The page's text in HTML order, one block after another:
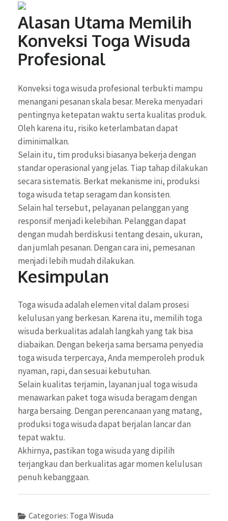
Alasan Utama Memilih
Konveksi Toga Wisuda
Profesional
Konveksi toga wisuda profesional terbukti mampu
menangani pesanan skala besar. Mereka menyadari
pentingnya ketepatan waktu serta kualitas produk.
Oleh karena itu, risiko keterlambatan dapat
diminimalkan.
Selain itu, tim produksi biasanya bekerja dengan
standar operasional yang jelas. Tiap tahap dilakukan
secara sistematis. Berkat mekanisme ini, produksi
toga wisuda tetap seragam dan konsisten.
Selain hal tersebut, pelayanan pelanggan yang
responsif menjadi kelebihan. Pelanggan dapat
dengan mudah berdiskusi tentang desain, ukuran,
dan jumlah pesanan. Dengan cara ini, pemesanan
menjadi lebih mudah dilakukan.
Kesimpulan
Toga wisuda adalah elemen vital dalam prosesi
kelulusan yang berkesan. Karena itu, memilih toga
wisuda berkualitas adalah langkah yang tak bisa
diabaikan. Dengan bekerja sama bersama penyedia
toga wisuda terpercaya, Anda memperoleh produk
nyaman, rapi, dan sesuai kebutuhan.
Selain kualitas terjamin, layanan jual toga wisuda
menawarkan paket toga wisuda beragam dengan
harga bersaing. Dengan perencanaan yang matang,
produksi toga wisuda dapat berjalan lancar dan
tepat waktu.
Akhirnya, pastikan toga wisuda yang dipilih
terjangkau dan berkualitas agar momen kelulusan
penuh kebanggaan.
Categories: Toga Wisuda